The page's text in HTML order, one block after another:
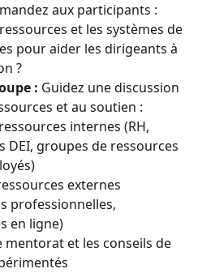
aux participants :
et les systèmes de
pour aider les dirigeants à
?
: Guidez une discussion
et au soutien :
internes (RH,
DEI, groupes de ressources
externes
professionnelles,
en ligne)
mentorat et les conseils de